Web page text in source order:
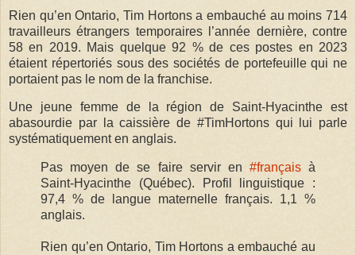
Rien qu’en Ontario, Tim Hortons a embauché au moins 714
travailleurs étrangers temporaires l’année dernière, contre
58 en 2019. Mais quelque 92 % de ces postes en 2023
étaient répertoriés sous des sociétés de portefeuille qui ne
portaient pas le nom de la franchise.
Une jeune femme de la région de Saint-Hyacinthe est
abasourdie par la caissière de #TimHortons qui lui parle
systématiquement en anglais.
Pas moyen de se faire servir en #françaisà
Saint-Hyacinthe (Québec). Profil linguistique :
97,4 % de langue maternelle français. 1,1 %
anglais.
Rien qu’en Ontario, Tim Hortons a embauché au